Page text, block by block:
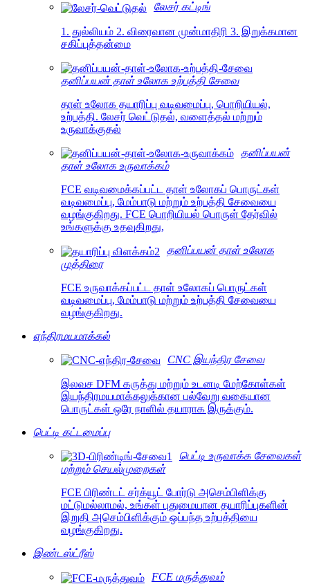
லேசர் கட்டிங்
1. துல்லியம் 2. விரைவான முன்மாதிரி 3. இறுக்கமான
சகிப்புத்தன்மை
தனிப்பயன் தாள் உலோக உற்பத்தி சேவை
தாள் உலோக தயாரிப்பு வடிவமைப்பு, பொறியியல்,
உற்பத்தி. லேசர் வெட்டுதல், வளைத்தல் மற்றும்
உருவாக்குதல்
தனிப்பயன்
தாள் உலோக உருவாக்கம்
FCE வடிவமைக்கப்பட்ட தாள் உலோகப் பொருட்கள்
வடிவமைப்பு, மேம்பாடு மற்றும் உற்பத்தி சேவையை
வழங்குகிறது. FCE பொறியியல் பொருள் தேர்வில்
உங்களுக்கு உதவுகிறது,
தனிப்பயன் தாள் உலோக
முத்திரை
FCE உருவாக்கப்பட்ட தாள் உலோகப் பொருட்கள்
வடிவமைப்பு, மேம்பாடு மற்றும் உற்பத்தி சேவையை
வழங்குகிறது.
எந்திரமயமாக்கல்
CNC இயந்திர சேவை
இலவச DFM கருத்து மற்றும் உடனடி மேற்கோள்கள்
இயந்திரமயமாக்கலுக்கான பல்வேறு வகையான
பொருட்கள் ஒரே நாளில் தயாராக இருக்கும்.
பெட்டி கட்டமைப்பு
பெட்டி உருவாக்க சேவைகள்
மற்றும் செயல்முறைகள்
FCE பிரிண்டட் சர்க்யூட் போர்டு அசெம்பிளிக்கு
மட்டுமல்லாமல், உங்கள் புதுமையான தயாரிப்புகளின்
இறுதி அசெம்பிளிக்கும் ஒப்பந்த உற்பத்தியை
வழங்குகிறது.
இண்டஸ்ட்ரீஸ்
FCE மருத்துவம்